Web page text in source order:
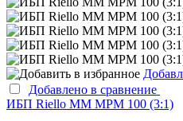
Добавлено в сравнение
ИБП Riello MM MPM 100 (3:1)